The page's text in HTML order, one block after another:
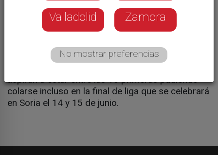
La Diputación de Soria sigue apoyando al Club
Atletismo Celtíberas. Con una cuantía igual que la
destinada al atletismo masculino, han renovado el
convenio de colaboración dotado de 22.000
euros. El equipo busca mantenerse en primera
aspiran a estar entre las 10 primeras pudiendo
colarse incluso en la final de liga que se celebrará
en Soria el 14 y 15 de junio.
Valladolid Zamora
No mostrar preferencias